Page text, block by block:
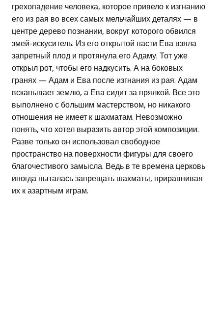
грехопадение человека, которое привело к изгнанию
его из рая во всех самых мельчайших деталях — в
центре дерево познании, вокруг которого обвился
змей-искуситель. Из его открытой пасти Ева взяла
запретный плод и протянула его Адаму. Тот уже
открыл рот, чтобы его надкусить. А на боковых
гранях — Адам и Ева после изгнания из рая. Адам
вскапывает землю, а Ева сидит за прялкой. Все это
выполнено с большим мастерством, но никакого
отношения не имеет к шахматам. Невозможно
понять, что хотел выразить автор этой композиции.
Разве только он использовал свободное
пространство на поверхности фигуры для своего
благочестивого замысла. Ведь в те времена церковь
иногда пыталась запрещать шахматы, приравнивая
их к азартным играм.